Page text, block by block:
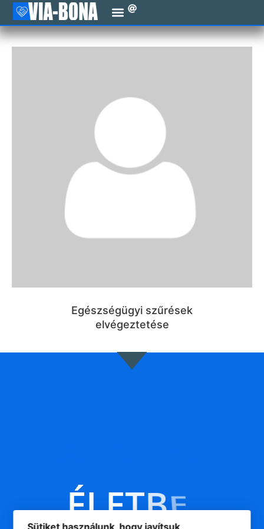
Egészségügyi szűrések
elvégeztetése
ÉLETBE!
Sütiket használunk, hogy javítsuk